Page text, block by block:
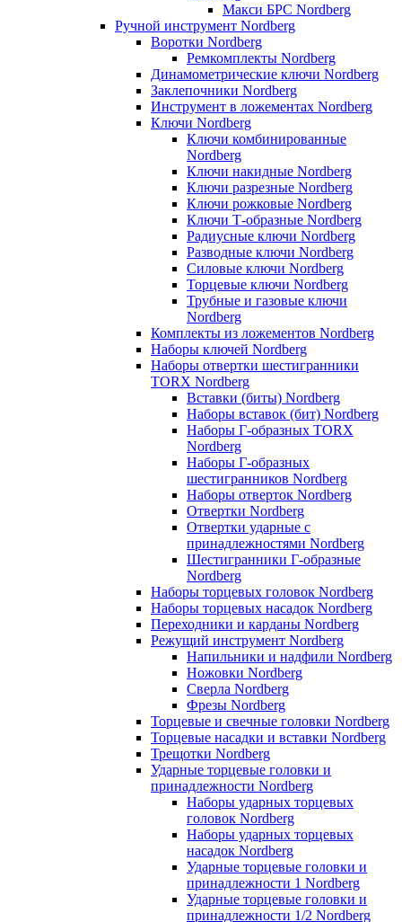
Макси БРС Nordberg
Ручной инструмент Nordberg
Воротки Nordberg
Ремкомплекты Nordberg
Динамометрические ключи Nordberg
Заклепочники Nordberg
Инструмент в ложементах Nordberg
Ключи Nordberg
Ключи комбинированные
Nordberg
Ключи накидные Nordberg
Ключи разрезные Nordberg
Ключи рожковые Nordberg
Ключи Т-образные Nordberg
Радиусные ключи Nordberg
Разводные ключи Nordberg
Силовые ключи Nordberg
Торцевые ключи Nordberg
Трубные и газовые ключи
Nordberg
Комплекты из ложементов Nordberg
Наборы ключей Nordberg
Наборы отвертки шестигранники
TORX Nordberg
Вставки (биты) Nordberg
Наборы вставок (бит) Nordberg
Наборы Г-образных TORX
Nordberg
Наборы Г-образных
шестигранников Nordberg
Наборы отверток Nordberg
Отвертки Nordberg
Отвертки ударные с
принадлежностями Nordberg
Шестигранники Г-образные
Nordberg
Наборы торцевых головок Nordberg
Наборы торцевых насадок Nordberg
Переходники и карданы Nordberg
Режущий инструмент Nordberg
Напильники и надфили Nordberg
Ножовки Nordberg
Сверла Nordberg
Фрезы Nordberg
Торцевые и свечные головки Nordberg
Торцевые насадки и вставки Nordberg
Трещотки Nordberg
Ударные торцевые головки и
принадлежности Nordberg
Наборы ударных торцевых
головок Nordberg
Наборы ударных торцевых
насадок Nordberg
Ударные торцевые головки и
принадлежности 1 Nordberg
Ударные торцевые головки и
принадлежности 1/2 Nordberg